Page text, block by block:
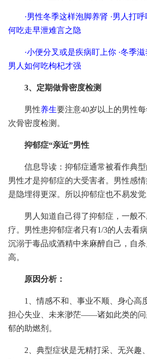
·男性冬季这样泡脚养肾 ·男人打呼
何吃走早泄难言之隐
·小便分叉或是疾病盯上你 ·冬季滋
男人如何吃枸杞才强
3、定期做骨密度检测
男性养生要注意40岁以上的男性
次骨密度检测。
抑郁症“亲近”男性
信息导读：抑郁症通常被看作典
男性才是抑郁症的大受害者。男性感
是隐埋得更深。所以抑郁症也不易发觉
男人知道自己得了抑郁症，一般
疗。男性患抑郁症者只有1/3的人去看
沉溺于毒品或酒精中来麻醉自己，自
高。
原因分析：
1、情感不和、事业不顺、身心高
担心失业、未来渺茫——诸如此类的问
郁的助燃剂。
2、典型症状是无精打采、无兴趣